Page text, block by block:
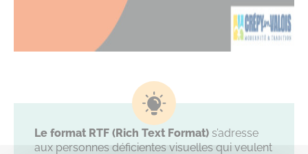
Le format RTF (Rich Text Format) s’adresse
aux personnes déficientes visuelles qui veulent